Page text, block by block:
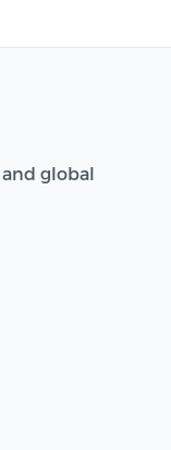
global